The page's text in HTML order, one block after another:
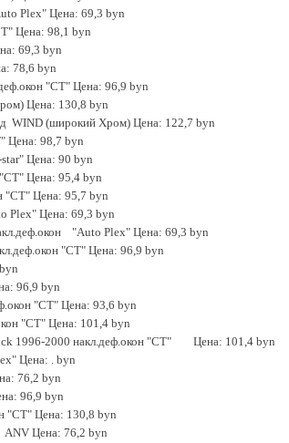
Plex" Цена: 69,3 byn
Цена: 98,1 byn
69,3 byn
78,6 byn
"CT" Цена: 96,9 byn
Цена: 130,8 byn
WIND (широкий Хром) Цена: 122,7 byn
Цена: 98,7 byn
Цена: 90 byn
Цена: 95,4 byn
"CT" Цена: 95,7 byn
Plex" Цена: 69,3 byn
"Auto Plex" Цена: 69,3 byn
"CT" Цена: 96,9 byn
96,9 byn
"CT" Цена: 93,6 byn
"CT" Цена: 101,4 byn
1996-2000 накл.деф.окон "CT" Цена: 101,4 byn
Цена: . byn
76,2 byn
96,9 byn
Цена: 130,8 byn
ANV Цена: 76,2 byn